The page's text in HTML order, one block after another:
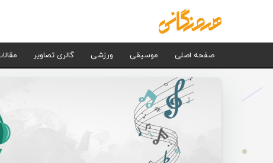
صفحه اصلی موسیقی ورزشی گالری تصاویر